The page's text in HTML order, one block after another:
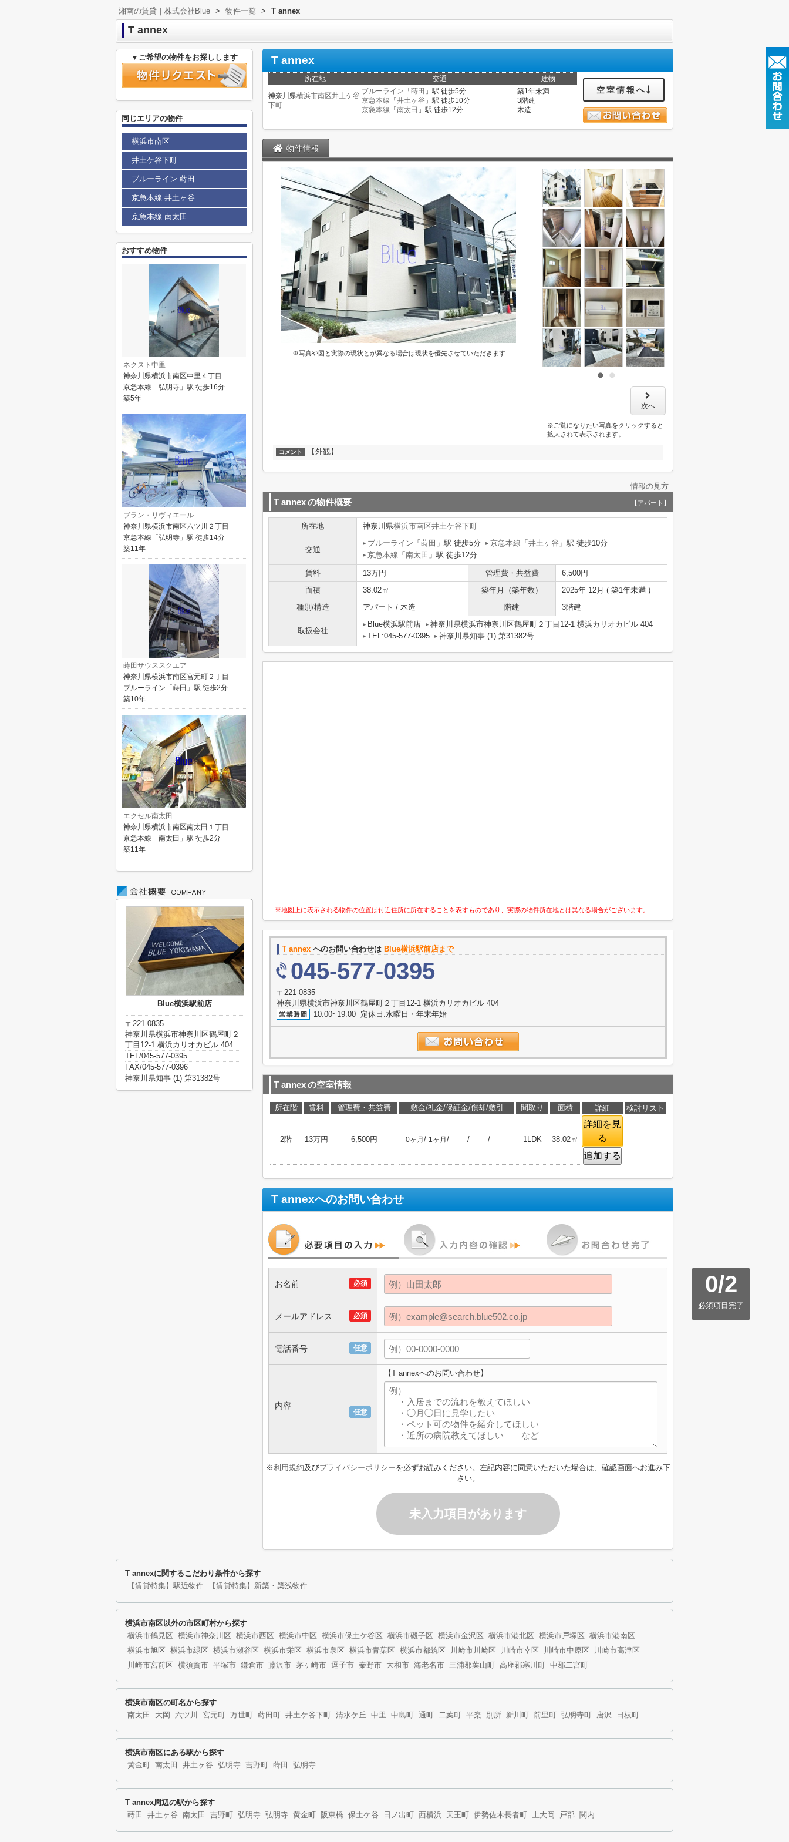
湘南の賃貸｜株式会社Blue > 物件一覧 > T annex
T annex
T annex
所在地 交通 建物
神奈川県横浜市南区井土ケ谷
下町
ブルーライン 「 蒔田 」駅 徒歩5分
京急本線 「 井土ヶ谷 」駅 徒歩10分
京急本線 「 南太田 」駅 徒歩12分
築1年未満
3階建
木造
空室情報へ
物件情報
※写真や図と実際の現状とが異なる場合は現状を優先させていただきます
次へ
※ご覧になりたい写真をクリックすると
拡大されて表示されます。
コメント 【外観】
情報の見方
T annexの物件概要 【アパート】
所在地 神奈川県横浜市南区井土ケ谷下町
交通
ブルーライン 「 蒔田 」駅 徒歩5分 京急本線 「 井土ヶ谷 」駅 徒歩10分
京急本線 「 南太田 」駅 徒歩12分
賃料 13万円 管理費・共益費
6,500円
面積
38.02㎡ 築年月（築年数）
2025年 12月 ( 築1年未満 )
種別/構造
アパート / 木造 階建 3階建
取扱会社
Blue横浜駅前店
神奈川県横浜市神奈川区鶴屋町２丁目12-1 横浜カリオカビル 404
TEL:045-577-0395
神奈川県知事 (1) 第31382号
※地図上に表示される物件の位置は付近住所に所在することを表すものであり、実際の物件所在地とは異なる場合がございます。
T annex へのお問い合わせは Blue横浜駅前店まで
045-577-0395
〒221-0835
神奈川県横浜市神奈川区鶴屋町２丁目12-1 横浜カリオカビル 404
10:00~19:00 定休日:水曜日・年末年始
T annexの空室情報
所在階 賃料 管理費・共益費 敷金/礼金/保証金/償却/敷引 間取り 面積 詳細 検討リスト
2階 13万円 6,500円 0ヶ月 / 1ヶ月 / - / - / - 1LDK 38.02㎡
詳細を見
る
追加する
T annexへのお問い合わせ
0/2
必須項目完了
必須
お名前
必須
メールアドレス
任意
電話番号
任意
内容
【T annexへのお問い合わせ】
※利用規約及びプライバシーポリシーを必ずお読みください。左記内容に同意いただいた場合は、確認画面へお進み下
さい。
未入力項目があります
▼ご希望の物件をお探しします
同じエリアの物件
横浜市南区
井土ケ谷下町
ブルーライン 蒔田
京急本線 井土ヶ谷
京急本線 南太田
おすすめ物件
ネクスト中里
神奈川県横浜市南区中里４丁目
京急本線「弘明寺」駅 徒歩16分
築5年
ブラン・リヴィエール
神奈川県横浜市南区六ツ川２丁目
京急本線「弘明寺」駅 徒歩14分
築11年
蒔田サウススクエア
神奈川県横浜市南区宮元町２丁目
ブルーライン「蒔田」駅 徒歩2分
築10年
エクセル南太田
神奈川県横浜市南区南太田１丁目
京急本線「南太田」駅 徒歩2分
築11年
Blue横浜駅前店
〒221-0835
神奈川県横浜市神奈川区鶴屋町２
丁目12-1 横浜カリオカビル 404
TEL/045-577-0395
FAX/045-577-0396
神奈川県知事 (1) 第31382号
T annexに関するこだわり条件から探す
【賃貸特集】駅近物件 【賃貸特集】新築・築浅物件
横浜市南区以外の市区町村から探す
横浜市鶴見区 横浜市神奈川区 横浜市西区 横浜市中区 横浜市保土ケ谷区 横浜市磯子区 横浜市金沢区 横浜市港北区 横浜市戸塚区
横浜市港南区
横浜市旭区
横浜市緑区 横浜市瀬谷区 横浜市栄区 横浜市泉区 横浜市青葉区 横浜市都筑区 川崎市川崎区 川崎市幸区 川崎市中原区
川崎市高津区
川崎市宮前区
横須賀市 平塚市 鎌倉市 藤沢市 茅ヶ崎市 逗子市 秦野市 大和市 海老名市 三浦郡葉山町 高座郡寒川町 中郡二宮町
横浜市南区の町名から探す
南太田 大岡 六ツ川 宮元町 万世町 蒔田町 井土ケ谷下町 清水ケ丘 中里 中島町 通町 二葉町 平楽 別所 新川町 前里町 弘明寺町 唐沢 日枝町
横浜市南区にある駅から探す
黄金町 南太田 井土ヶ谷 弘明寺 吉野町 蒔田 弘明寺
T annex周辺の駅から探す
蒔田 井土ヶ谷 南太田 吉野町 弘明寺 弘明寺 黄金町 阪東橋 保土ケ谷 日ノ出町 西横浜 天王町 伊勢佐木長者町 上大岡 戸部 関内